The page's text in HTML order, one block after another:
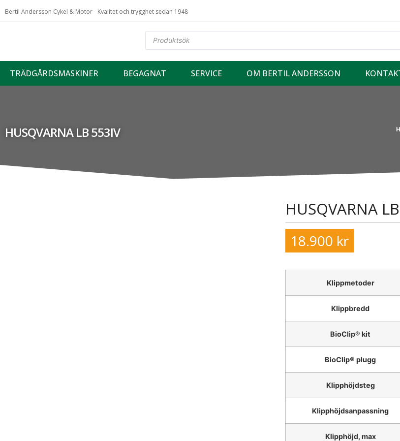
Bertil Andersson Cykel & Motor Kvalitet och trygghet sedan 1948
TRÄDGÅRDSMASKINER BEGAGNAT SERVICE OM BERTIL ANDERSSON
HUSQVARNA LB 553IV
HUSQVARNA
18.900 kr
Klippmetoder
Klippbredd
BioClip® kit
BioClip® plugg
Klipphöjdsteg
Klipphöjdsanpassning
Klipphöjd, max